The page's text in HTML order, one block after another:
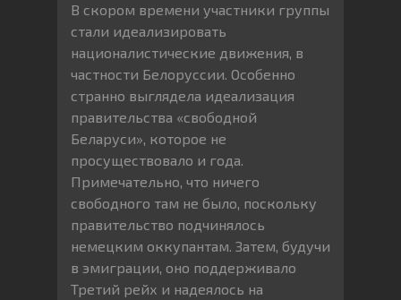
В скором времени участники группы
стали идеализировать
националистические движения, в
частности Белоруссии. Особенно
странно выглядела идеализация
правительства «свободной
Беларуси», которое не
просуществовало и года.
Примечательно, что ничего
свободного там не было, поскольку
правительство подчинялось
немецким оккупантам. Затем, будучи
в эмиграции, оно поддерживало
Третий рейх и надеялось на